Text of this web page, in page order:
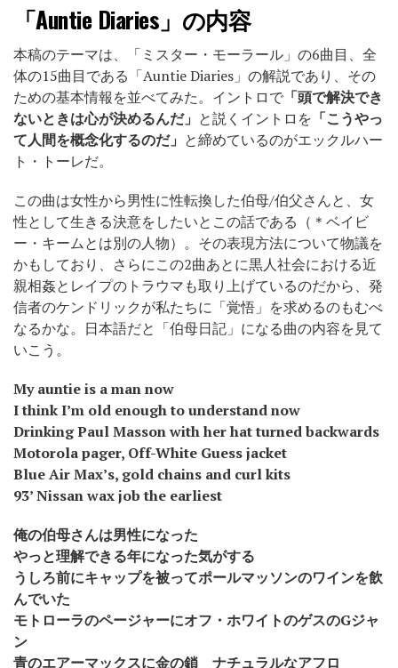
「Auntie Diaries」の内容
本稿のテーマは、「ミスター・モーラール」の6曲目、全
体の15曲目である「Auntie Diaries」の解説であり、その
ための基本情報を並べてみた。イントロで 「頭で解決でき
ないときは心が決めるんだ」 と説くイントロを 「こうやっ
て人間を概念化するのだ」 と締めているのがエックルハー
ト・トーレだ。
この曲は女性から男性に性転換した伯母/伯父さんと、女
性として生きる決意をしたいとこの話である（＊ベイビ
ー・キームとは別の人物）。その表現方法について物議を
かもしており、さらにこの2曲あとに黒人社会における近
親相姦とレイプのトラウマも取り上げているのだから、発
信者のケンドリックが私たちに「覚悟」を求めるのもむべ
なるかな。日本語だと「伯母日記」になる曲の内容を見て
いこう。
My auntie is a man now
I think I’m old enough to understand now
Drinking Paul Masson with her hat turned backwards
Motorola pager, Off-White Guess jacket
Blue Air Max’s, gold chains and curl kits
93’ Nissan wax job the earliest
俺の伯母さんは男性になった
やっと理解できる年になった気がする
うしろ前にキャップを被ってポールマッソンのワインを飲
んでいた
モトローラのページャーにオフ・ホワイトのゲスのGジャ
ン
青のエアーマックスに金の鎖 ナチュラルなアフロ